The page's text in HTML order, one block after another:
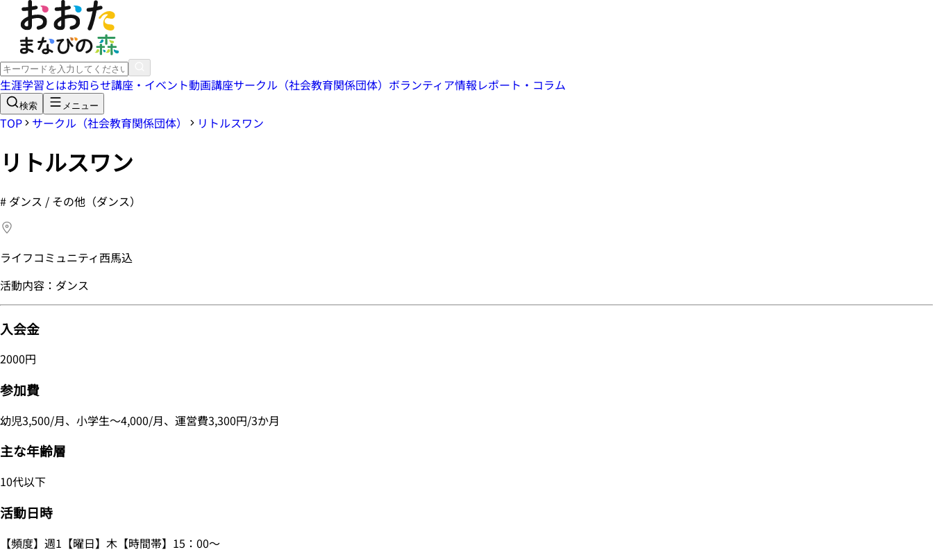
生涯学習とはお知らせ講座・イベント動画講座サークル（社会教育関係団体） ボランティア情報レポート・コラム
検索 メニュー
TOP サークル（社会教育関係団体） リトルスワン
リトルスワン
# ダンス / その他（ダンス）
ライフコミュニティ西馬込
活動内容：ダンス
入会金
2000円
参加費
幼児3,500/月、小学生～4,000/月、運営費3,300円/3か月
主な年齢層
10代以下
活動日時
【頻度】週1【曜日】木【時間帯】15：00～